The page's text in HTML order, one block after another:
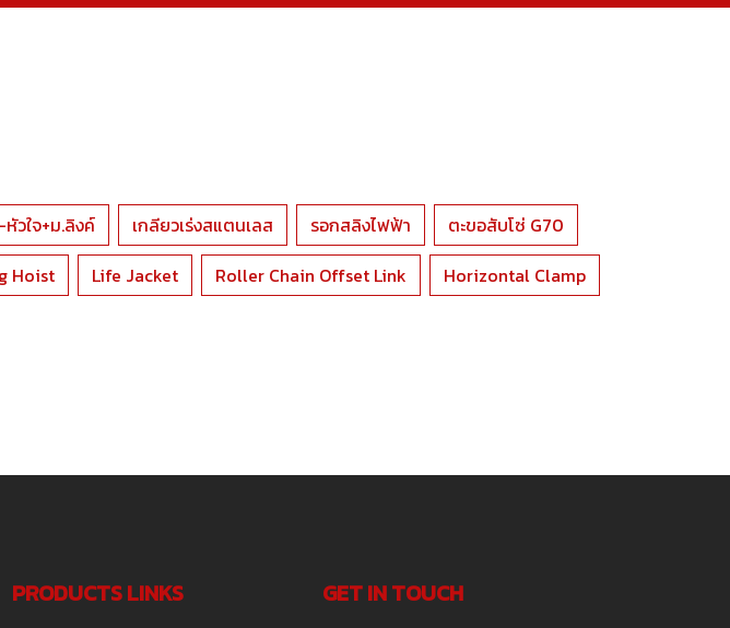
วใจ+ม.ลิงค์ เกลียวเร่งสแตนเลส รอกสลิงไฟฟ้า
ตะขอสับโซ่ G70
Hoist Life Jacket Roller Chain Offset Link
Horizontal Clamp
PRODUCTS LINKS GET IN TOUCH